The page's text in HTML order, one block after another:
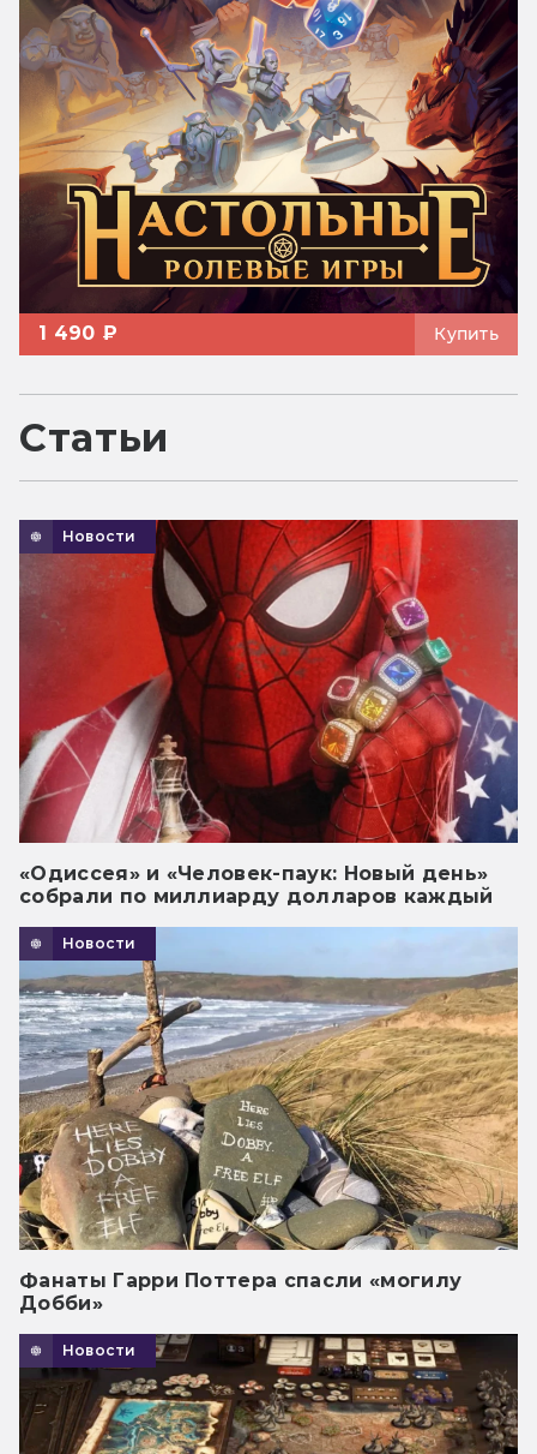
1 490 ₽ Купить
Статьи
Новости
«Одиссея» и «Человек-паук: Новый день»
собрали по миллиарду долларов каждый
Новости
Фанаты Гарри Поттера спасли «могилу
Добби»
Новости